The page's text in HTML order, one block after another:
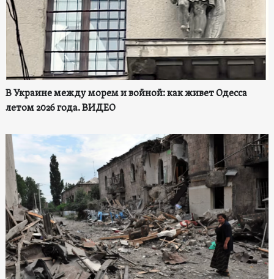
В Украине между морем и войной: как живет Одесса
летом 2026 года. ВИДЕО